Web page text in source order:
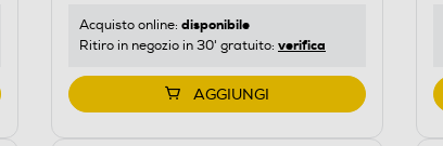
Acquisto online: disponibile
Ritiro in negozio in 30' gratuito: verifica
AGGIUNGI